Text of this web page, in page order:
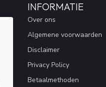
INFORMATIE
Over ons
Algemene voorwaarden
Disclaimer
Privacy Policy
Betaalmethoden